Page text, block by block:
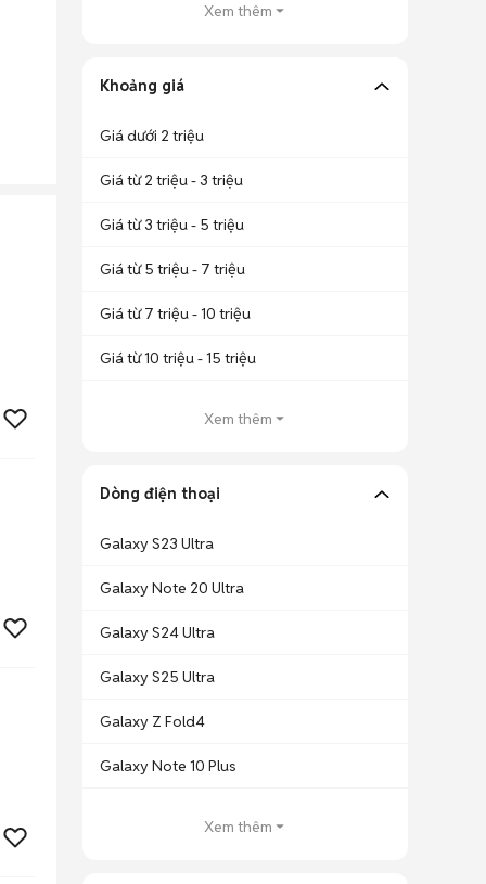
Xem thêm
Khoảng giá
Giá dưới 2 triệu
Giá từ 2 triệu - 3 triệu
Giá từ 3 triệu - 5 triệu
Giá từ 5 triệu - 7 triệu
Giá từ 7 triệu - 10 triệu
Giá từ 10 triệu - 15 triệu
Xem thêm
Dòng điện thoại
Galaxy S23 Ultra
Galaxy Note 20 Ultra
Galaxy S24 Ultra
Galaxy S25 Ultra
Galaxy Z Fold4
Galaxy Note 10 Plus
Xem thêm